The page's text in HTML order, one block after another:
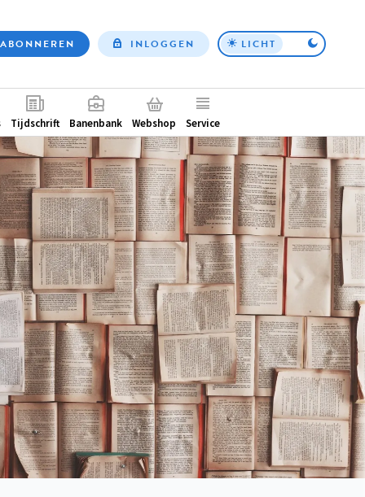
Top
ABONNEREN INLOGGEN LICHT
Tijdschrift Banenbank Webshop Service